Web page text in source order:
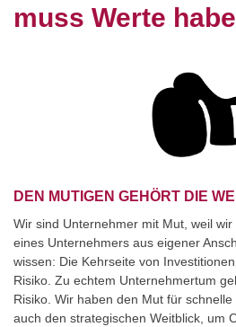
muss Werte
DEN MUTIGEN GEHÖRT DIE
Wir sind Unternehmer mit Mut, weil
eines Unternehmers aus eigener
wissen: Die Kehrseite von
Risiko. Zu echtem Unternehmertum
Risiko. Wir haben den Mut für
auch den strategischen Weitblick, um